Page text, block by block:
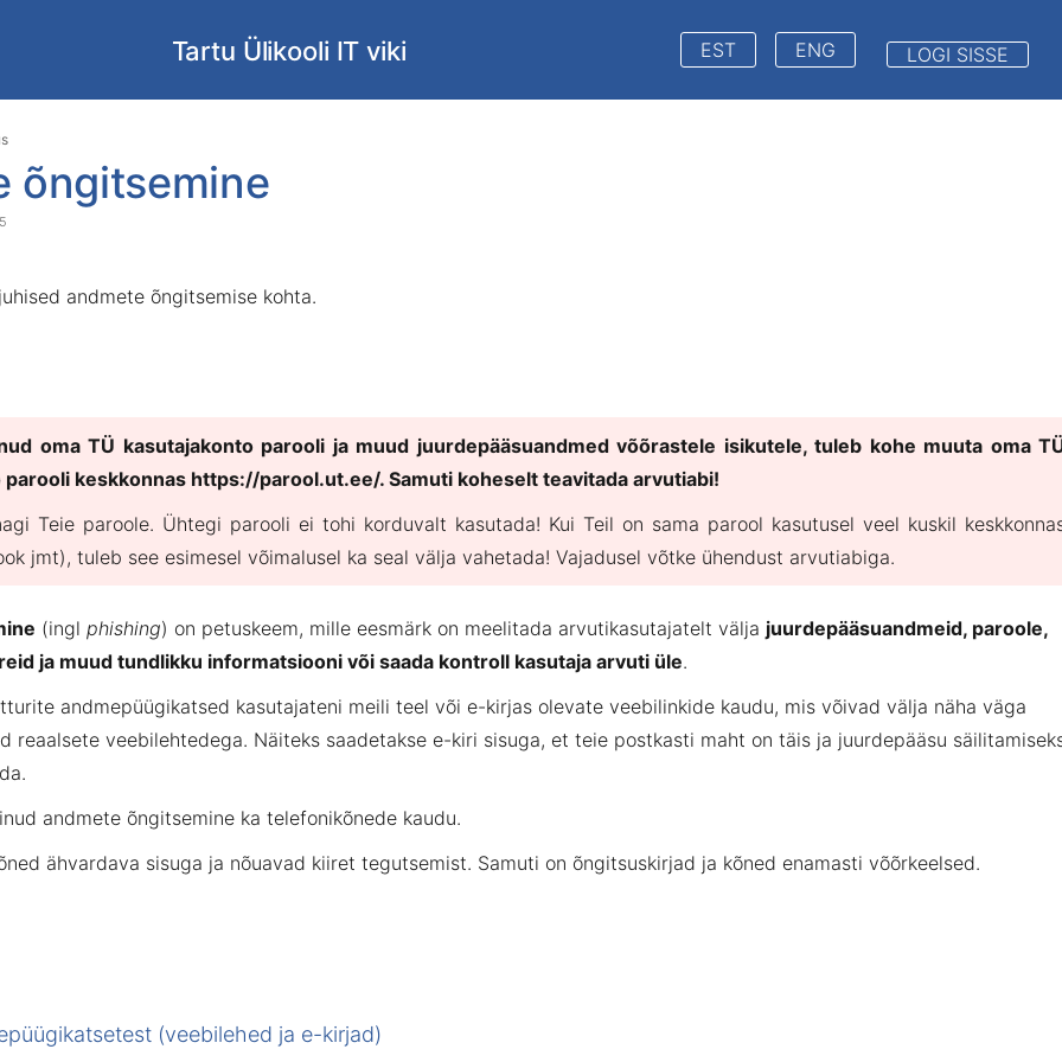
Tartu Ülikooli IT viki EST ENG LOGI SISSE
Skip
end
start
õngitsemine
andmete õngitsemise kohta.
oma TÜ kasutajakonto parooli ja muud juurdepääsuandmed võõrastele isikutele, tuleb kohe muuta oma
parooli keskkonnas https://parool.ut.ee/. Samuti koheselt teavitada arvutiabi!
Teie paroole. Ühtegi parooli ei tohi korduvalt kasutada! Kui Teil on sama parool kasutusel veel kuskil
jmt), tuleb see esimesel võimalusel ka seal välja vahetada! Vajadusel võtke ühendust arvutiabiga.
(ingl phishing) on petuskeem, mille eesmärk on meelitada arvutikasutajatelt välja juurdepääsuandmeid, paroole,
ja muud tundlikku informatsiooni või saada kontroll kasutaja arvuti üle.
andmepüügikatsed kasutajateni meili teel või e-kirjas olevate veebilinkide kaudu, mis võivad välja näha väga
reaalsete veebilehtedega. Näiteks saadetakse e-kiri sisuga, et teie postkasti maht on täis ja juurdepääsu
andmete õngitsemine ka telefonikõnede kaudu.
ähvardava sisuga ja nõuavad kiiret tegutsemist. Samuti on õngitsuskirjad ja kõned enamasti võõrkeelsed.
(veebilehed ja e-kirjad)